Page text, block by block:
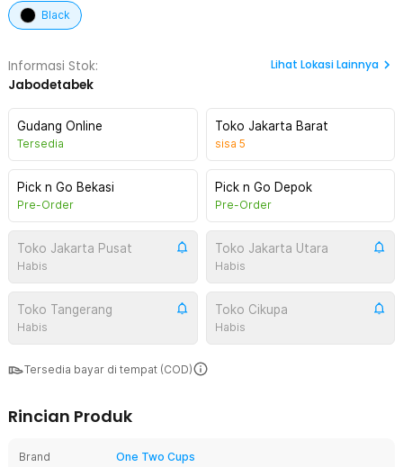
Black
Informasi Stok:
Jabodetabek
Lihat Lokasi Lainnya
Gudang Online
Tersedia
Toko Jakarta Barat
sisa 5
Pick n Go Bekasi
Pre-Order
Pick n Go Depok
Pre-Order
Toko Jakarta Pusat
Habis
Toko Jakarta Utara
Habis
Toko Tangerang
Habis
Toko Cikupa
Habis
Tersedia bayar di tempat (COD)
Rincian Produk
Brand
One Two Cups